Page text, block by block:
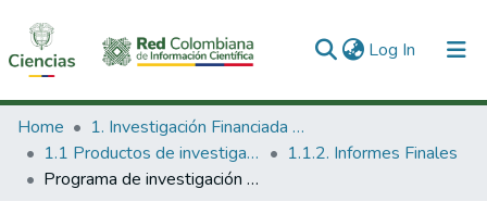
Log In (current)
Communities & Collections
All of DSpace
Home
1. Investigación Financiada con Recursos Públicos
1.1 Productos de investigación
1.1.2. Informes Finales
Programa de investigación para la enseñanza y potenciación de procesos cognoscitivos superiores, formas dinámicas de aprendizaje y ordenamiento de la actividad de estudio.